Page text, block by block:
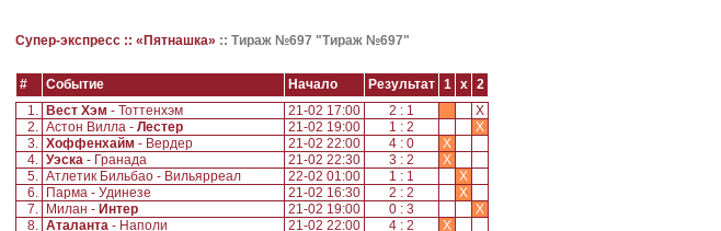
Супер-экспресс :: «Пятнашка» :: Тираж №697 "Тираж №697"
# Событие Начало Результат 1 x
2
1.
Вест Хэм - Тоттенхэм 21-02 17:00 2 : 1
X
2. Астон Вилла - Лестер 21-02 19:00 1 : 2
X
3. Хоффенхайм - Вердер 21-02 22:00 4 : 0
X
4. Уэска - Гранада 21-02 22:30 3 : 2
X
5. Атлетик Бильбао - Вильярреал 22-02 01:00 1 : 1
X
6.
Парма - Удинезе 21-02 16:30 2 : 2
X
7.
Милан - Интер 21-02 19:00 0 : 3
X
8. Аталанта - Наполи 21-02 22:00 4 : 2
X